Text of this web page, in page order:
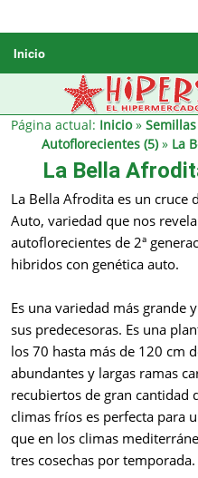
Inicio
Semillas de cannabis
Otros productos
Revendedores
Página actual: Inicio»
Autoflorecientes (5)» La
La Bella
La Bella Afrodita es un cruce
Auto, variedad que nos
autoflorecientes de 2ª
hibridos con genética auto.
Es una variedad más grande
sus predecesoras. Es una
los 70 hasta más de 120 cm
abundantes y largas ramas
recubiertos de gran cantidad
climas fríos es perfecta para
que en los climas
tres cosechas por temporada.